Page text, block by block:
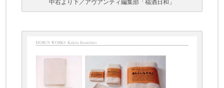
中右より下／アヴアンティ編集部「福酒日和」